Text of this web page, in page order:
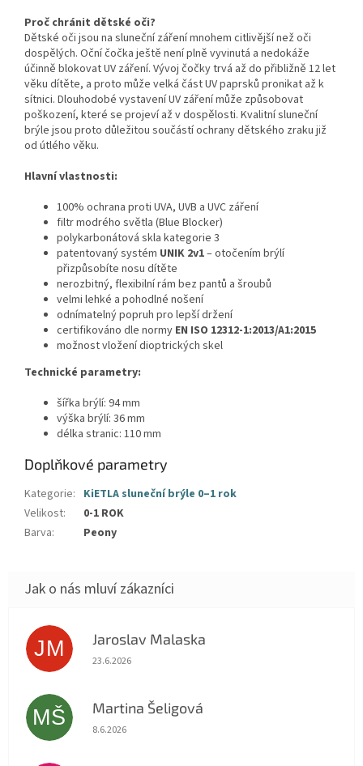
Proč chránit dětské oči?
Dětské oči jsou na sluneční záření mnohem citlivější než oči
dospělých. Oční čočka ještě není plně vyvinutá a nedokáže
účinně blokovat UV záření. Vývoj čočky trvá až do přibližně 12 let
věku dítěte, a proto může velká část UV paprsků pronikat až k
sítnici. Dlouhodobé vystavení UV záření může způsobovat
poškození, které se projeví až v dospělosti. Kvalitní sluneční
brýle jsou proto důležitou součástí ochrany dětského zraku již
od útlého věku.
Hlavní vlastnosti:
100% ochrana proti UVA, UVB a UVC záření
filtr modrého světla (Blue Blocker)
polykarbonátová skla kategorie 3
patentovaný systém UNIK 2v1– otočením brýlí
přizpůsobíte nosu dítěte
nerozbitný, flexibilní rám bez pantů a šroubů
velmi lehké a pohodlné nošení
odnímatelný popruh pro lepší držení
certifikováno dle normy EN ISO 12312-1:2013/A1:2015
možnost vložení dioptrických skel
Technické parametry:
šířka brýlí: 94 mm
výška brýlí: 36 mm
délka stranic: 110 mm
Doplňkové parametry
Kategorie: KiETLA sluneční brýle 0–1 rok
Velikost:
0-1 ROK
Barva: Peony
JM Jaroslav Malaska
Hodnocení obchodu je 5 z 5 hvězdiček.
23.6.2026
MŠ Martina Šeligová
Hodnocení obchodu je 5 z 5 hvězdiček.
8.6.2026